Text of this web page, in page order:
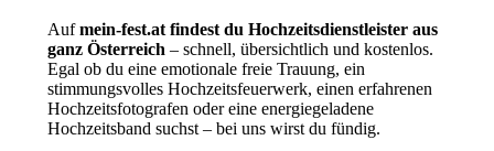
Aufmein-fest.at findest du Hochzeitsdienstleister aus
ganz Österreich– schnell, übersichtlich und kostenlos.
Egal ob du eine emotionale freie Trauung, ein
stimmungsvolles Hochzeitsfeuerwerk, einen erfahrenen
Hochzeitsfotografen oder eine energiegeladene
Hochzeitsband suchst – bei uns wirst du fündig.